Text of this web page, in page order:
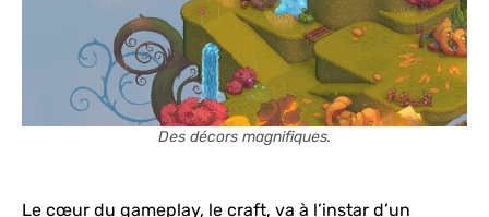
Des décors magnifiques.
Le cœur du gameplay, le craft, va à l’instar d’un